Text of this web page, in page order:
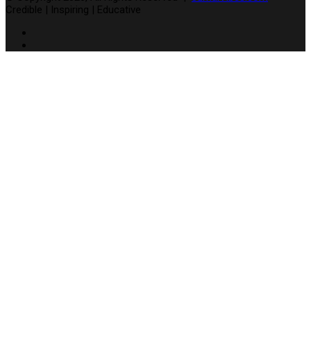
Credible | Inspiring | Educative